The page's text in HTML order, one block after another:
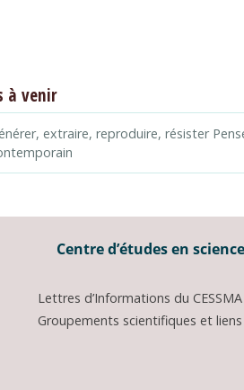
à venir
extraire, reproduire, résister
Centre d’études en
Lettres d’Informations du CESSMA
Groupements scientifiques et